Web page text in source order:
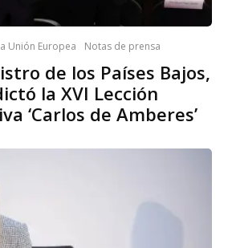
Unión Europea Notas de prensa
de los Países Bajos,
la XVI Lección
‘Carlos de Amberes’